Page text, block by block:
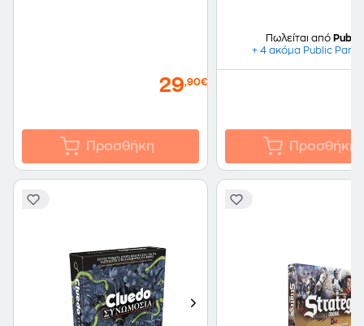
29,90€
Προσθήκη
Πωλείται από Public
+ 4 ακόμα Public
Προσθήκη